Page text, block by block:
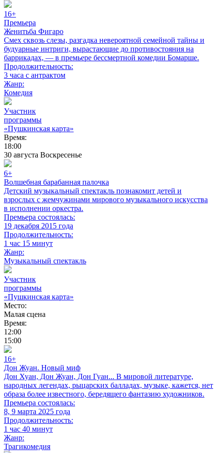
16+
Премьера
Женитьба Фигаро
Смех сквозь слезы, разгадка невероятной семейной тайны и
будуарные интриги, вырастающие до противостояния на
баррикадах, — в премьере бессмертной комедии Бомарше.
Продолжительность:
3 часа с антрактом
Жанр:
Комедия
Участник
программы
«Пушкинская карта»
Время:
18:00
30 августа Воскресенье
6+
Волшебная барабанная палочка
Детский музыкальный спектакль познакомит детей и
взрослых с жемчужинами мирового музыкального искусства
в исполнении оркестра.
Премьера состоялась:
19 декабря 2015 года
Продолжительность:
1 час 15 минут
Жанр:
Музыкальный спектакль
Участник
программы
«Пушкинская карта»
Место:
Малая сцена
Время:
12:00
15:00
16+
Дон Жуан. Новый миф
Дон Хуан, Дон Жуан, Дон Гуан... В мировой литературе,
народных легендах, рыцарских балладах, музыке, кажется, нет
образа более известного, бередящего фантазию художников.
Премьера состоялась:
8, 9 марта 2025 года
Продолжительность:
1 час 40 минут
Жанр:
Трагикомедия